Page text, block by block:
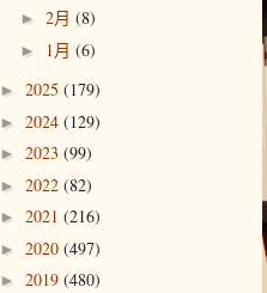
► 2月 (8)
► 1月 (6)
► 2025 (179)
► 2024 (129)
► 2023 (99)
► 2022 (82)
► 2021 (216)
► 2020 (497)
► 2019 (480)